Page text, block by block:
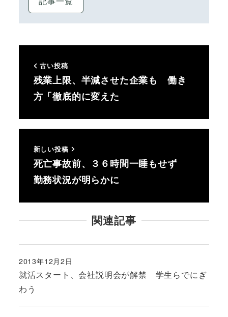
古い投稿
残業上限、半減させた企業も 働き
方「徹底的に変えた
新しい投稿
死亡事故前、３６時間一睡もせず
勤務状況が明らかに
関連記事
就活スタート、会社説明会が解禁 学生らでにぎ
わう
投稿日
2013年12月2日